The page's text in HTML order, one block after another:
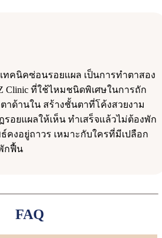
คซ่อนรอยแผล เป็นการทำตาสอง
Clinic ที่ใช้ไหมชนิดพิเศษในการถัก
าด้านใน สร้างชั้นตาที่โค้งสวยงาม
อยแผลให้เห็น ทำเสร็จแล้วไม่ต้องพัก
คงอยู่ถาวร เหมาะกับใครที่มีเปลือก
กฟื้น
FAQ